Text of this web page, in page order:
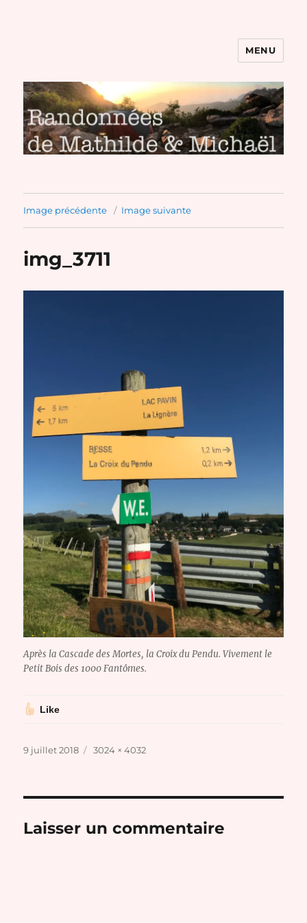
Randonnées de Mathilde et
Michaël
MENU
Image précédente Image suivante
img_3711
Après la Cascade des Mortes, la Croix du Pendu. Vivement le
Petit Bois des 1000 Fantômes.
Like
Publié
9 juillet 2018
Taille
3024 × 4032
Laisser un commentaire